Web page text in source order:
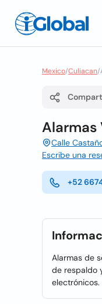
Mexico/Culiacan/
Alarmas
Calle
Escribe una
+52
Alarmas de
de respaldo
electrónicos.